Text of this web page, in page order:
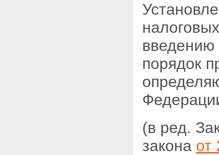
введению
порядок
(в ред.
закона от